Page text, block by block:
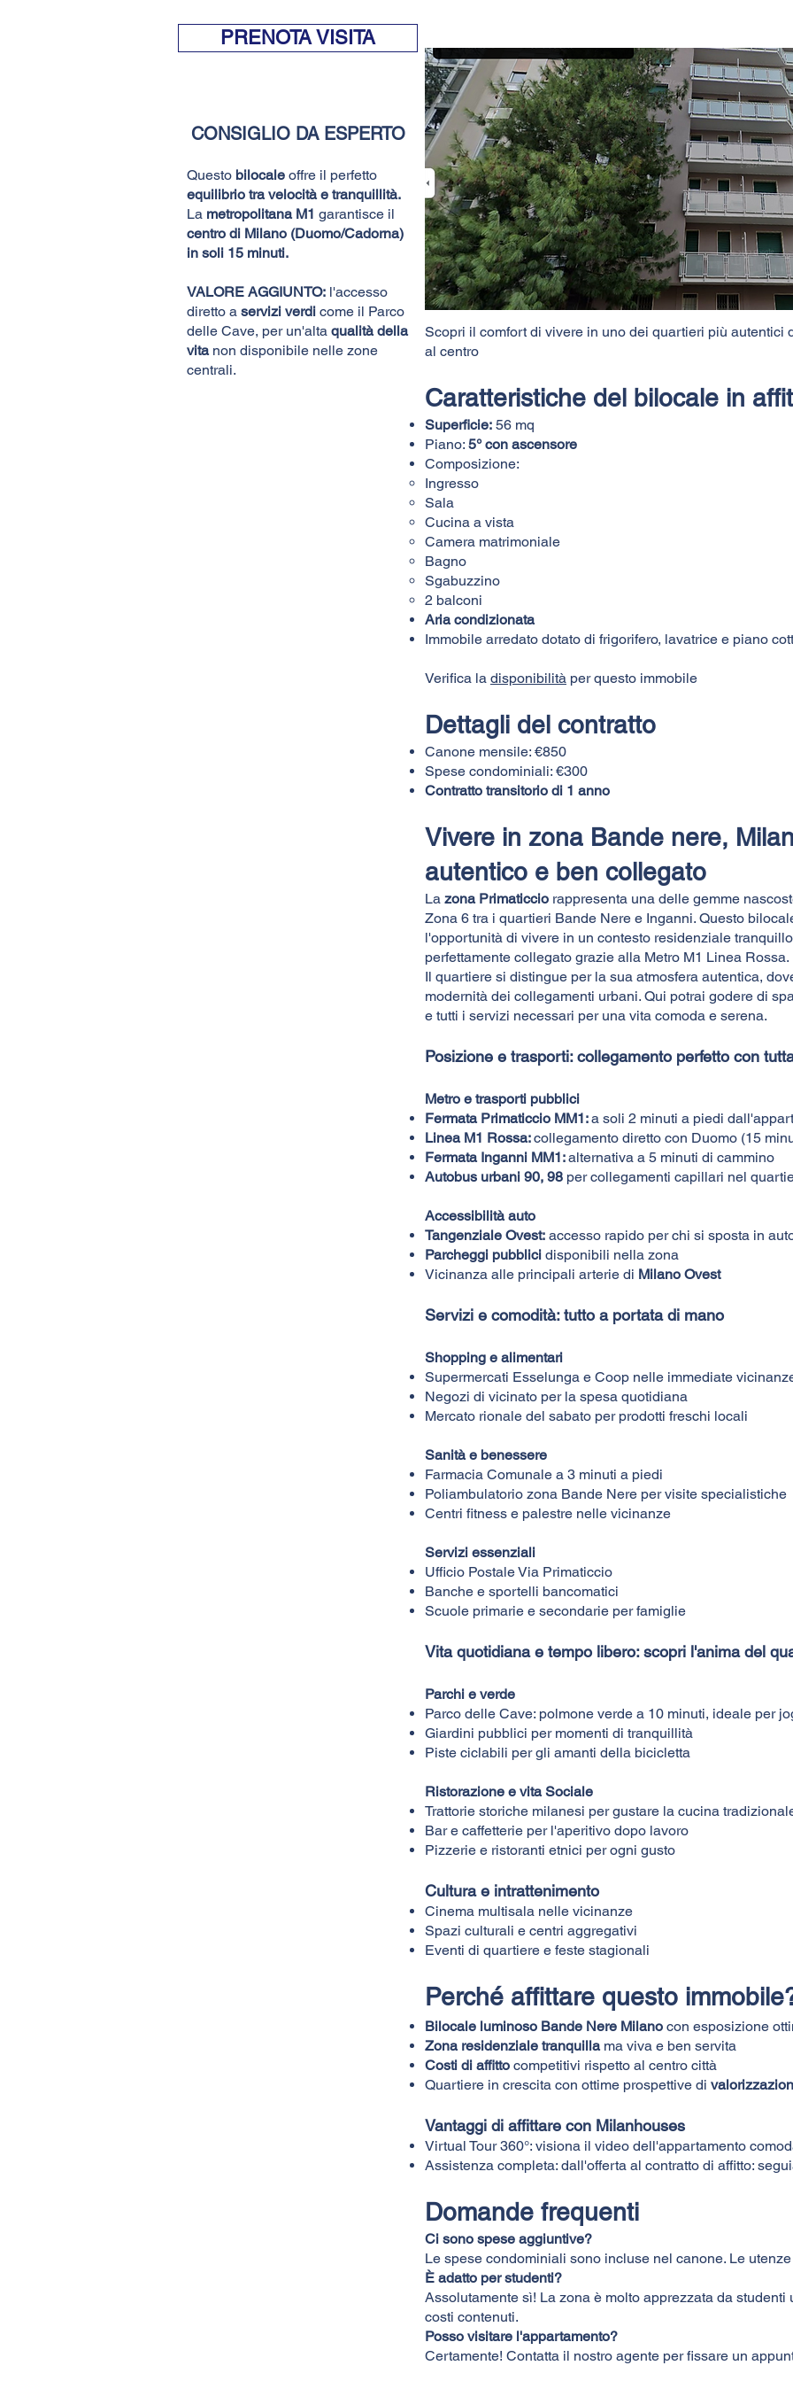
PRENOTA VISITA
CONSIGLIO DA ESPERTO
Questo bilocale offre il perfetto
equilibrio tra velocità e tranquillità.
La metropolitana M1 garantisce il
centro di Milano (Duomo/Cadorna)
in soli 15 minuti.
VALORE AGGIUNTO: l'accesso
diretto a servizi verdi come il Parco
delle Cave, per un'alta qualità della
vitanon disponibile nelle zone
centrali.
Scopri il comfort di vivere in uno dei quartieri più autentici
al centro
Caratteristiche del bilocale in
Superficie: 56 mq
Piano: 5° con ascensore
Composizione:
Ingresso
Sala
Cucina a vista
Camera matrimoniale
Bagno
Sgabuzzino
2 balconi
Aria condizionata
Immobile arredato dotato di frigorifero, lavatrice e piano
Verifica la disponibilità per questo immobile
Dettagli del contratto
Canone mensile: €850
Spese condominiali: €300
Contratto transitorio di 1 anno
Vivere in zona Bande nere,
autentico e ben collegato
La zona Primaticcio rappresenta una delle gemme
Zona 6 tra i quartieri Bande Nere e Inganni. Questo
l'opportunità di vivere in un contesto residenziale
perfettamente collegato grazie alla Metro M1 Linea Rossa.
Il quartiere si distingue per la sua atmosfera autentica,
modernità dei collegamenti urbani. Qui potrai godere di
e tutti i servizi necessari per una vita comoda e serena.
Posizione e trasporti: collegamento perfetto con
Metro e trasporti pubblici
Fermata Primaticcio MM1:a soli 2 minuti a piedi
Linea M1 Rossa:collegamento diretto con Duomo (15
Fermata Inganni MM1:alternativa a 5 minuti di cammino
Autobus urbani 90, 98 per collegamenti capillari nel
Accessibilità auto
Tangenziale Ovest: accesso rapido per chi si sposta in
Parcheggi pubblici disponibili nella zona
Vicinanza alle principali arterie di Milano Ovest
Servizi e comodità: tutto a portata di mano
Shopping e alimentari
Supermercati Esselunga e Coop nelle immediate
Negozi di vicinato per la spesa quotidiana
Mercato rionale del sabato per prodotti freschi locali
Sanità e benessere
Farmacia Comunale a 3 minuti a piedi
Poliambulatorio zona Bande Nere per visite specialistiche
Centri fitness e palestre nelle vicinanze
Servizi essenziali
Ufficio Postale Via Primaticcio
Banche e sportelli bancomatici
Scuole primarie e secondarie per famiglie
Vita quotidiana e tempo libero: scopri l'anima del
Parchi e verde
Parco delle Cave: polmone verde a 10 minuti, ideale per
Giardini pubblici per momenti di tranquillità
Piste ciclabili per gli amanti della bicicletta
Ristorazione e vita Sociale
Trattorie storiche milanesi per gustare la cucina
Bar e caffetterie per l'aperitivo dopo lavoro
Pizzerie e ristoranti etnici per ogni gusto
Cultura e intrattenimento
Cinema multisala nelle vicinanze
Spazi culturali e centri aggregativi
Eventi di quartiere e feste stagionali
Perché affittare questo
Bilocale luminoso Bande Nere Milano con esposizione
Zona residenziale tranquillama viva e ben servita
Costi di affitto competitivi rispetto al centro città
Quartiere in crescita con ottime prospettive di
Vantaggi di affittare con Milanhouses
Virtual Tour 360°: visiona il video dell'appartamento
Assistenza completa: dall'offerta al contratto di affitto:
Domande frequenti
Ci sono spese aggiuntive?
Le spese condominiali sono incluse nel canone. Le
È adatto per studenti?
Assolutamente sì! La zona è molto apprezzata da
costi contenuti.
Posso visitare l'appartamento?
Certamente! Contatta il nostro agente per fissare un